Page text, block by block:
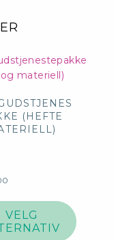
(HEFTE
VELG
har